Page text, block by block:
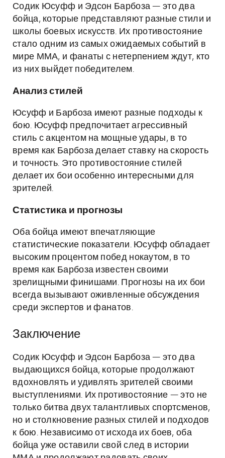
Содик Юсуфф и Эдсон Барбоза — это два
бойца, которые представляют разные стили и
школы боевых искусств. Их противостояние
стало одним из самых ожидаемых событий в
мире ММА, и фанаты с нетерпением ждут, кто
из них выйдет победителем.
Анализ стилей
Юсуфф и Барбоза имеют разные подходы к
бою. Юсуфф предпочитает агрессивный
стиль с акцентом на мощные удары, в то
время как Барбоза делает ставку на скорость
и точность. Это противостояние стилей
делает их бои особенно интересными для
зрителей.
Статистика и прогнозы
Оба бойца имеют впечатляющие
статистические показатели. Юсуфф обладает
высоким процентом побед нокаутом, в то
время как Барбоза известен своими
зрелищными финишами. Прогнозы на их бои
всегда вызывают оживленные обсуждения
среди экспертов и фанатов.
Заключение
Содик Юсуфф и Эдсон Барбоза — это два
выдающихся бойца, которые продолжают
вдохновлять и удивлять зрителей своими
выступлениями. Их противостояние — это не
только битва двух талантливых спортсменов,
но и столкновение разных стилей и подходов
к бою. Независимо от исхода их боев, оба
бойца уже оставили свой след в истории